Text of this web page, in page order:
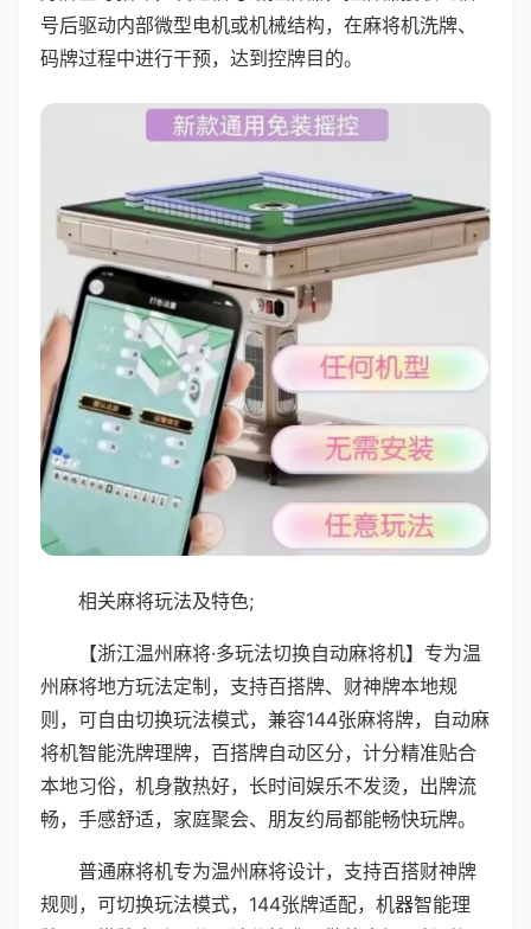
号后驱动内部微型电机或机械结构，在麻将机洗牌、
码牌过程中进行干预，达到控牌目的。
相关麻将玩法及特色;
【浙江温州麻将·多玩法切换自动麻将机】专为温
州麻将地方玩法定制，支持百搭牌、财神牌本地规
则，可自由切换玩法模式，兼容144张麻将牌，自动麻
将机智能洗牌理牌，百搭牌自动区分，计分精准贴合
本地习俗，机身散热好，长时间娱乐不发烫，出牌流
畅，手感舒适，家庭聚会、朋友约局都能畅快玩牌。
普通麻将机专为温州麻将设计，支持百搭财神牌
规则，可切换玩法模式，144张牌适配，机器智能理